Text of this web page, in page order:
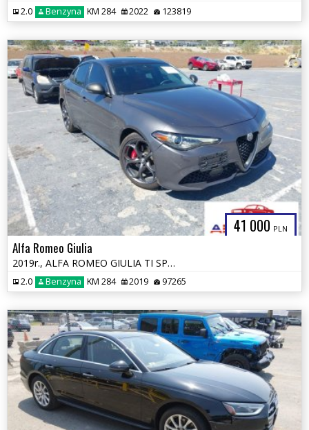
2.0 Benzyna KM 284 2022 123819
41 000 PLN
Alfa Romeo Giulia
2019r., ALFA ROMEO GIULIA TI SPORT AWD, 2L, od ubezpieczalni
2.0 Benzyna KM 284 2019 97265